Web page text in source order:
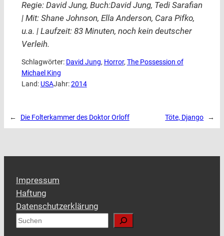
Regie: David Jung, Buch:David Jung, Tedi Sarafian
| Mit: Shane Johnson, Ella Anderson, Cara Pifko,
u.a. | Laufzeit: 83 Minuten, noch kein deutscher
Verleih.
Schlagwörter: David Jung, Horror, The Possession of
Michael King
Land: USAJahr:2014
← Die Folterkammer des Doktor Orloff Töte, Django →
Impressum
Haftung
Datenschutzerklärung
S